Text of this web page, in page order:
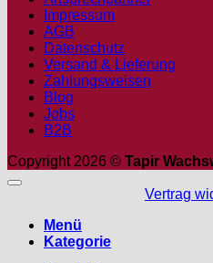
Impressum
AGB
Datenschutz
Versand & Lieferung
Zahlungsweisen
Blog
Jobs
B2B
Copyright 2026 © Tapir
Vertrag
Menü
Kategorie